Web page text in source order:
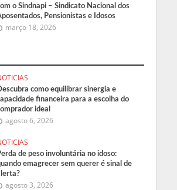
o Sindnapi – Sindicato Nacional dos
Pensionistas e Idosos
março 18, 2026
como equilibrar sinergia e
financeira para a escolha do
ideal
agosto 6, 2026
de peso involuntária no idoso:
emagrecer sem querer é sinal de
agosto 3, 2026